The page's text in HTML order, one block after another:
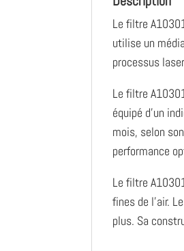
Le filtre
utilise un
processus
Le filtre
équipé d’un
mois, selon
performance
Le filtre
fines de l’air.
plus. Sa